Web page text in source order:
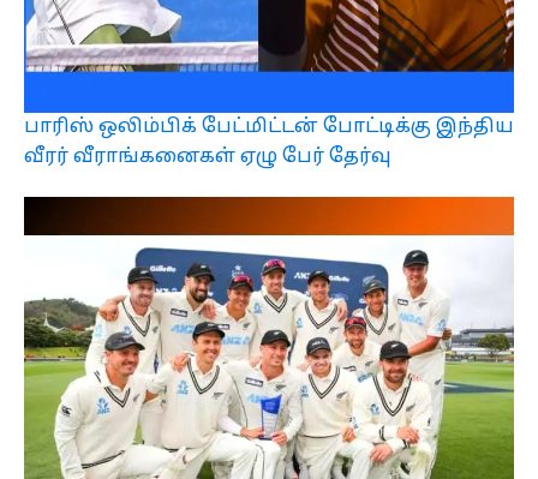
பாரிஸ் ஒலிம்பிக் பேட்மிட்டன் போட்டிக்கு இந்திய
வீரர் வீராங்கனைகள் ஏழு பேர் தேர்வு